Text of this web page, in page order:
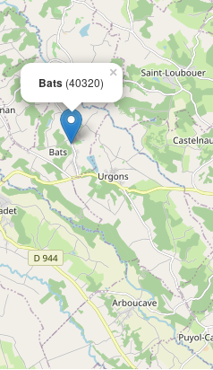
Bats (40320)
×